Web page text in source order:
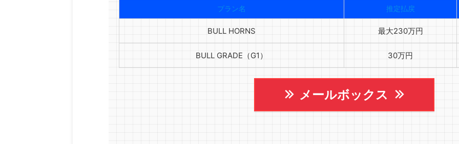
プラン名 推定払戻
BULL HORNS 最大230万円
BULL GRADE（G1） 30万円
メールボックス